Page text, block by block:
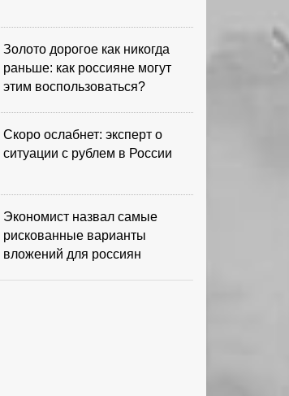
Золото дорогое как никогда
раньше: как россияне могут
этим воспользоваться?
Скоро ослабнет: эксперт о
ситуации с рублем в России
Экономист назвал самые
рискованные варианты
вложений для россиян